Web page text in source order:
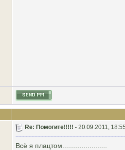
Re: Помогите!!!!! - 20.09.2011,
Всё я плацтом.......................